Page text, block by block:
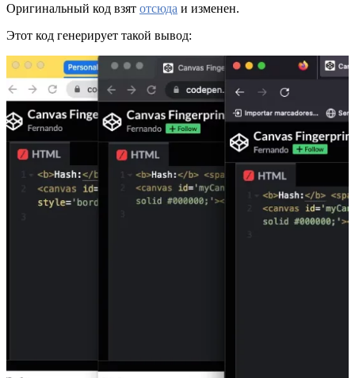
Оригинальный код взят отсюда и изменен.
Этот код генерирует такой вывод: